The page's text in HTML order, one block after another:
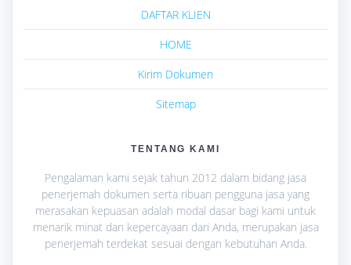
DAFTAR KLIEN
HOME
Kirim Dokumen
Sitemap
TENTANG KAMI
Pengalaman kami sejak tahun 2012 dalam bidang jasa
penerjemah dokumen serta ribuan pengguna jasa yang
merasakan kepuasan adalah modal dasar bagi kami untuk
menarik minat dan kepercayaan dari Anda, merupakan jasa
penerjemah terdekat sesuai dengan kebutuhan Anda.